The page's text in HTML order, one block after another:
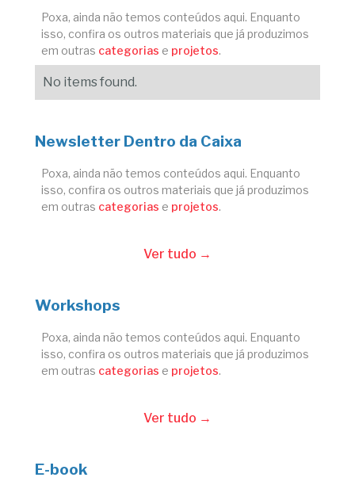
Poxa, ainda não temos conteúdos aqui. Enquanto
isso, confira os outros materiais que já produzimos
em outras categorias e projetos.
No items found.
Newsletter Dentro da Caixa
Poxa, ainda não temos conteúdos aqui. Enquanto
isso, confira os outros materiais que já produzimos
em outras categorias e projetos.
Ver tudo →
Workshops
Poxa, ainda não temos conteúdos aqui. Enquanto
isso, confira os outros materiais que já produzimos
em outras categorias e projetos.
Ver tudo →
E-book